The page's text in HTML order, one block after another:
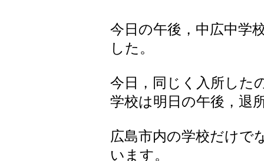
今日の午後，中広中学
した。
今日，同じく入所した
学校は明日の午後，退
広島市内の学校だけで
います。